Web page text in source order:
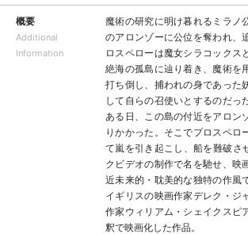
概要
Additional
Information
魔術の研究に明け暮れるミラノ
のアロンゾーに公位を奪われ、
ロスペローは魔女シラコックス
絶海の孤島に辿り着き、魔術を
打ち倒し、捕われの身であった
して自らの召使いとするのだっ
ある日、この島の付近をアロン
りかかった。そこでプロスペロ
て嵐を引き起こし、船を難破
クビデオの制作で名を馳せ、映
近未来的・耽美的な独特の作風
イギリスの映画作家デレク・ジ
作家ウィリアム・シェイクスピ
釈で映画化した作品。